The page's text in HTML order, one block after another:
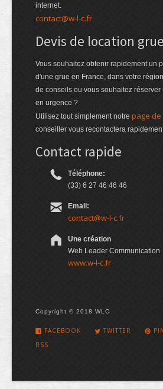
internet.
contact@w-l-c.fr
Devis de location grue
Vous souhaitez obtenir rapidement un
d'une grue en France, dans votre
de conseils ou vous souhaitez
en urgence ?
Utilisez tout simplement notre page
conseiller vous recontactera
Contact rapide
Téléphone:
(33) 6 27 46 46 46
Email:
contact@w-l-c.fr
Une création
Web Leader Communication
www.w-l-c.fr
Copyright © 2018 WLC -
FACEBOOK TWITTER
RSS